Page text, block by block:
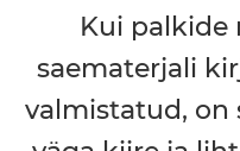
Kui palkide
saematerjali
valmistatud, on